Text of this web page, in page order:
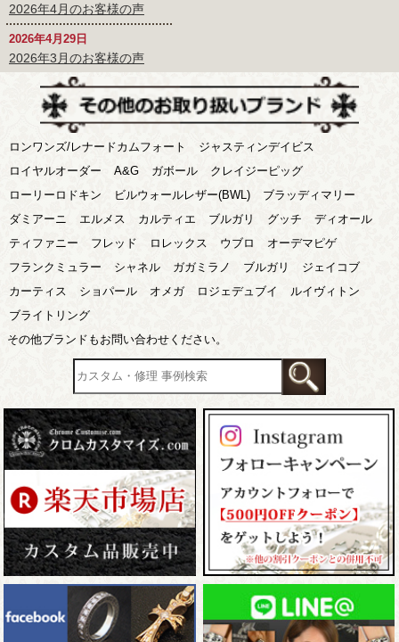
2026年4月のお客様の声
2026年4月29日
2026年3月のお客様の声
ロンワンズ/レナードカムフォート
ジャスティンデイビス
ロイヤルオーダー
A&G ガボール
クレイジーピッグ
ローリーロドキン
ビルウォールレザー(BWL)
ブラッディマリー
ダミアーニ
エルメス カルティエ ブルガリ グッチ
ディオール
ティファニー
フレッド ロレックス ウブロ
オーデマピゲ
フランクミュラー
シャネル ガガミラノ ブルガリ
ジェイコブ
カーティス
ショパール オメガ ロジェデュブイ
ルイヴィトン
ブライトリング
その他ブランドもお問い合わせください。